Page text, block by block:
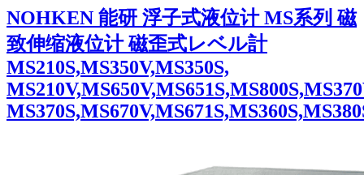
NOHKEN 能研 浮子式液位计 MS系列 磁
致伸缩液位计 磁歪式レベル計
MS210S,MS350V,MS350S,